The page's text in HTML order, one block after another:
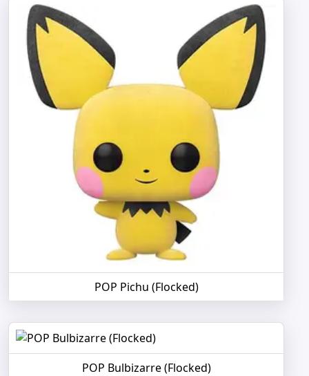
POP Pichu (Flocked)
POP Bulbizarre (Flocked)